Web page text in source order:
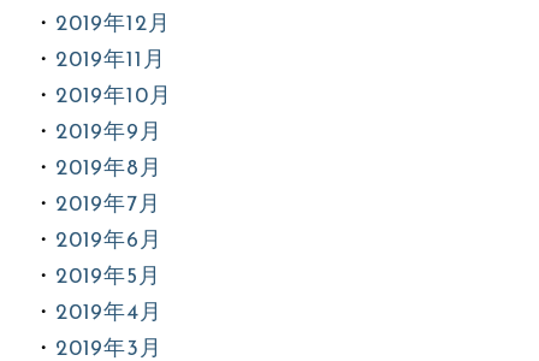
2019年12月
2019年11月
2019年10月
2019年9月
2019年8月
2019年7月
2019年6月
2019年5月
2019年4月
2019年3月